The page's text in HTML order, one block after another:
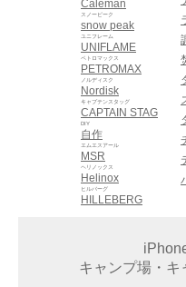
Caleman
snow peak
スノーピーク
UNIFLAME
ユニフレーム
PETROMAX
ペトロマックス
Nordisk
ノルディスク
CAPTAIN STAG
キャプテンスタッグ
自作
DIY
MSR
エムエスアール
Helinox
ヘリノックス
HILLEBERG
ヒルバーグ
キャンプ場・キ